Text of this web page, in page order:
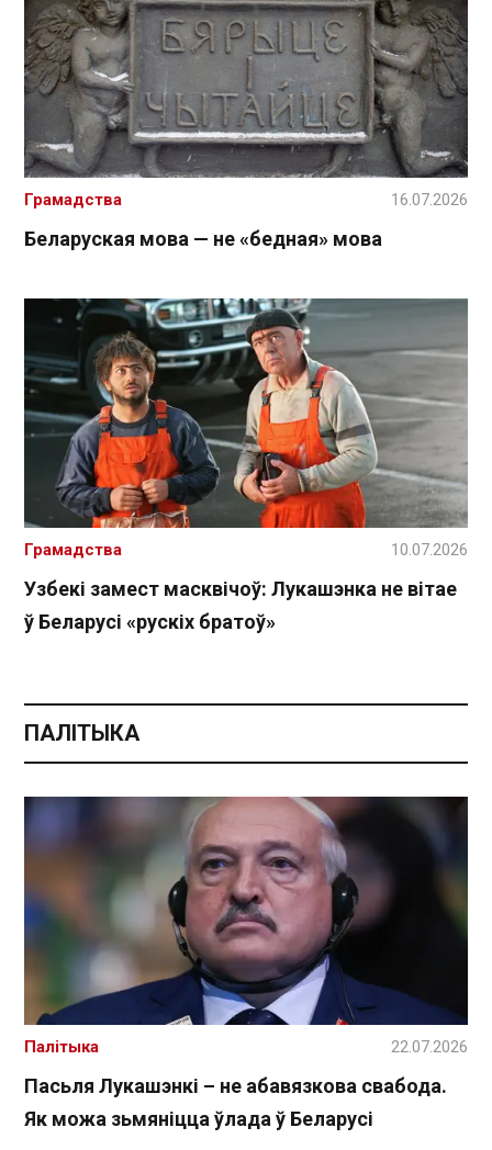
Беларуская мова — не «бедная» мова
Грамадства 16.07.2026
Узбекі замест масквічоў: Лукашэнка не вітае
ў Беларусі «рускіх братоў»
Грамадства 10.07.2026
ПАЛІТЫКА
Пасьля Лукашэнкі – не абавязкова свабода.
Як можа зьмяніцца ўлада ў Беларусі
Палітыка 22.07.2026